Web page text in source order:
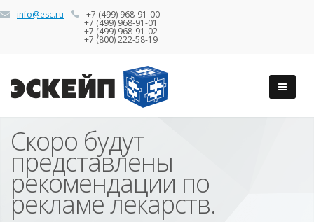
info@esc.ru +7 (499) 968-91-00
+7 (499) 968-91-01
+7 (499) 968-91-02
+7 (800) 222-58-19
Скоро будут
представлены
рекомендации по
рекламе лекарств.